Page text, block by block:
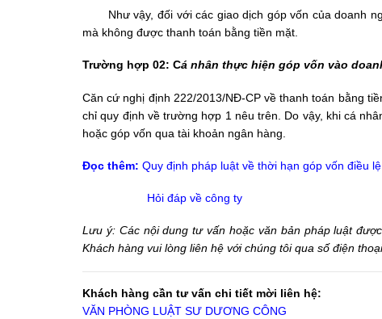
Như vậy, đối với các giao dịch góp vốn của doanh
mà không được thanh toán bằng tiền mặt.
Trường hợp 02: Cá nhân thực hiện góp vốn vào
Căn cứ nghị định 222/2013/NĐ-CP về thanh toán bằng
chỉ quy định về trường hợp 1 nêu trên. Do vậy, khi cá
hoặc góp vốn qua tài khoản ngân hàng.
Đọc thêm: Quy định pháp luật về thời hạn góp vốn điều lệ
Hỏi đáp về công ty
Lưu ý: Các nội dung tư vấn hoặc văn bản pháp luật
Khách hàng vui lòng liên hệ với chúng tôi qua số điện
Khách hàng cần tư vấn chi tiết mời liên hệ:
VĂN PHÒNG LUẬT SƯ DƯƠNG CÔNG